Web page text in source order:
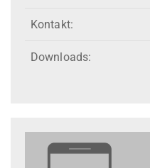
Kontakt:
Downloads: